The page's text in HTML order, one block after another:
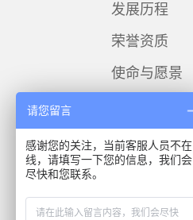
发展历程
荣誉资质
使命与愿景
请您留言
感谢您的关注，当前客服人员不在
线，请填写一下您的信息，我们会
尽快和您联系。